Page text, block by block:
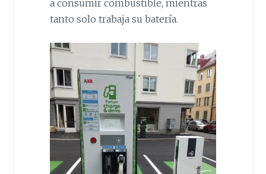
a consumir combustible, mientras
tanto solo trabaja su batería.